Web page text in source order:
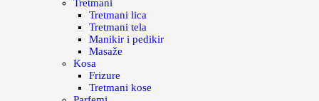
Tretmani
Tretmani lica
Tretmani tela
Manikir i pedikir
Masaže
Kosa
Frizure
Tretmani kose